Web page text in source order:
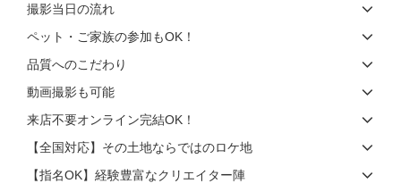
撮影当日の流れ
ペット・ご家族の参加もOK！
品質へのこだわり
動画撮影も可能
来店不要オンライン完結OK！
【全国対応】その土地ならではのロケ地
【指名OK】経験豊富なクリエイター陣